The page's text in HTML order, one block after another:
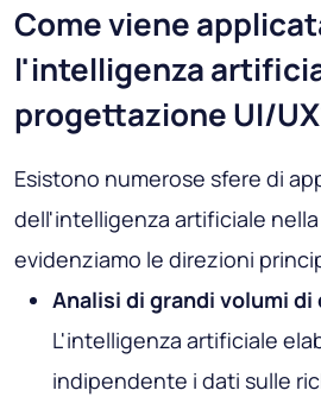
Come viene
l'intelligenza
progettazione UI/
Esistono numerose sfere di
dell'intelligenza artificiale
evidenziamo le direzioni
Analisi di grandi volumi
L'intelligenza artificiale
indipendente i dati sulle